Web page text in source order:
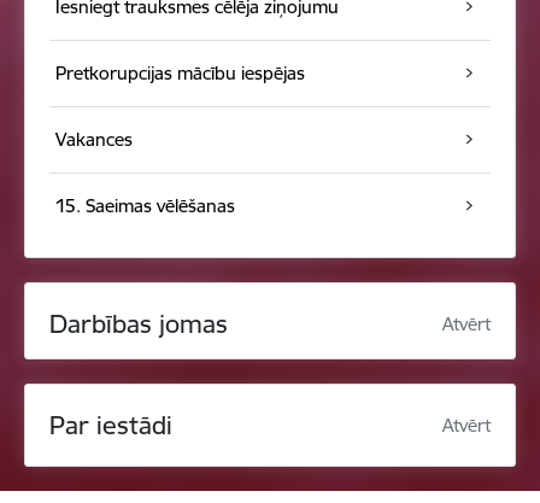
Iesniegt trauksmes cēlēja ziņojumu
Pretkorupcijas mācību iespējas
Vakances
15. Saeimas vēlēšanas
Darbības jomas Atvērt
Par iestādi Atvērt